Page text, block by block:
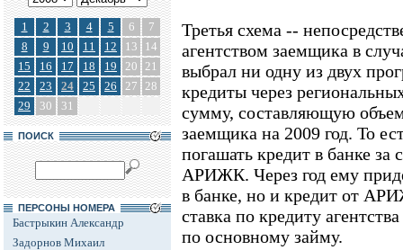
1 2 3 4 5 6
7
8
9 10 11 12 13
14
15
16 17 18 19 20 21
22
23 24 25 26 27 28
29
30 31
ПОИСК
ПЕРСОНЫ НОМЕРА
Бастрыкин Александр
Задорнов Михаил
Третья схема --
агентством заемщика в
выбрал ни одну из двух
кредиты через
сумму, составляющую
заемщика на 2009 год. То
погашать кредит в банке за
АРИЖК. Через год ему
в банке, но и кредит от
ставка по кредиту
по основному займу.